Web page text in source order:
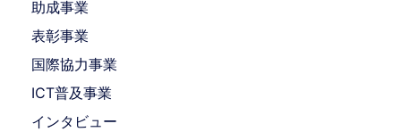
助成事業
表彰事業
国際協力事業
ICT普及事業
インタビュー